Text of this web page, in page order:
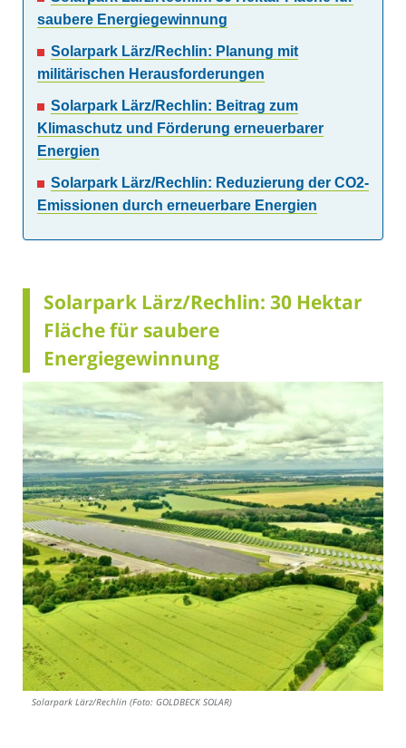
saubere Energiegewinnung
Solarpark Lärz/Rechlin: Planung mit
militärischen Herausforderungen
Solarpark Lärz/Rechlin: Beitrag zum
Klimaschutz und Förderung erneuerbarer
Energien
Solarpark Lärz/Rechlin: Reduzierung der CO2-
Emissionen durch erneuerbare Energien
Solarpark Lärz/Rechlin: 30 Hektar
Fläche für saubere
Energiegewinnung
Solarpark Lärz/Rechlin (Foto: GOLDBECK SOLAR)